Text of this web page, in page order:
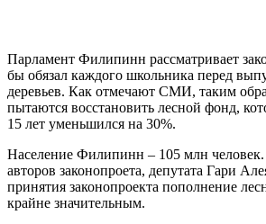
Парламент Филипинн рассматривает
бы обязал каждого школьника перед
деревьев. Как отмечают СМИ, таким
пытаются восстановить лесной фонд,
15 лет уменьшился на 30%.
Население Филипинн – 105 млн
авторов законопроета, депутата Гари
принятия законопроекта пополнение
крайне значительным.